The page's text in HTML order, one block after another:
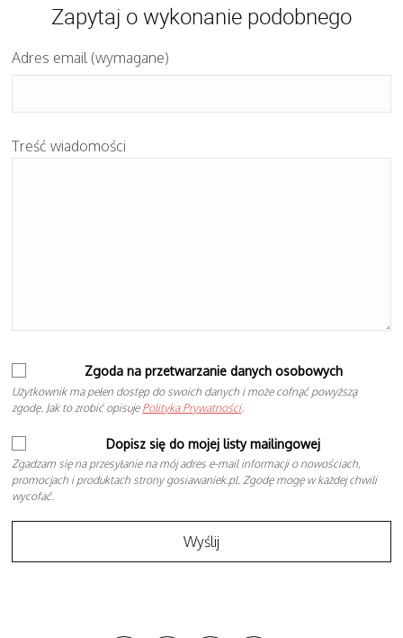
Zapytaj o wykonanie podobnego
Adres email (wymagane)
Treść wiadomości
Zgoda na przetwarzanie danych osobowych
Użytkownik ma pełen dostęp do swoich danych i może cofnąć powyższą
zgodę. Jak to zrobić opisuje Polityka Prywatności.
Dopisz się do mojej listy mailingowej
Zgadzam się na przesyłanie na mój adres e-mail informacji o nowościach,
promocjach i produktach strony gosiawaniek.pl. Zgodę mogę w każdej chwili
wycofać.